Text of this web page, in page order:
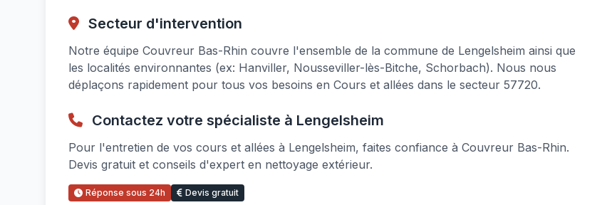
Secteur d'intervention
Notre équipe Couvreur Bas-Rhin couvre l'ensemble de la commune de Lengelsheim ainsi que
les localités environnantes (ex: Hanviller, Nousseviller-lès-Bitche, Schorbach). Nous nous
déplaçons rapidement pour tous vos besoins en Cours et allées dans le secteur 57720.
Contactez votre spécialiste à Lengelsheim
Pour l'entretien de vos cours et allées à Lengelsheim, faites confiance à Couvreur Bas-Rhin.
Devis gratuit et conseils d'expert en nettoyage extérieur.
Réponse sous 24h Devis gratuit